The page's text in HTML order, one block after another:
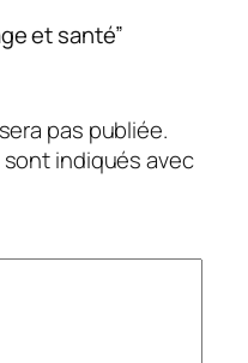
et santé”
pas publiée.
indiqués avec